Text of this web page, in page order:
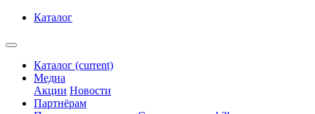
Каталог
Каталог (current)
Медиа
Акции Новости
Партнёрам